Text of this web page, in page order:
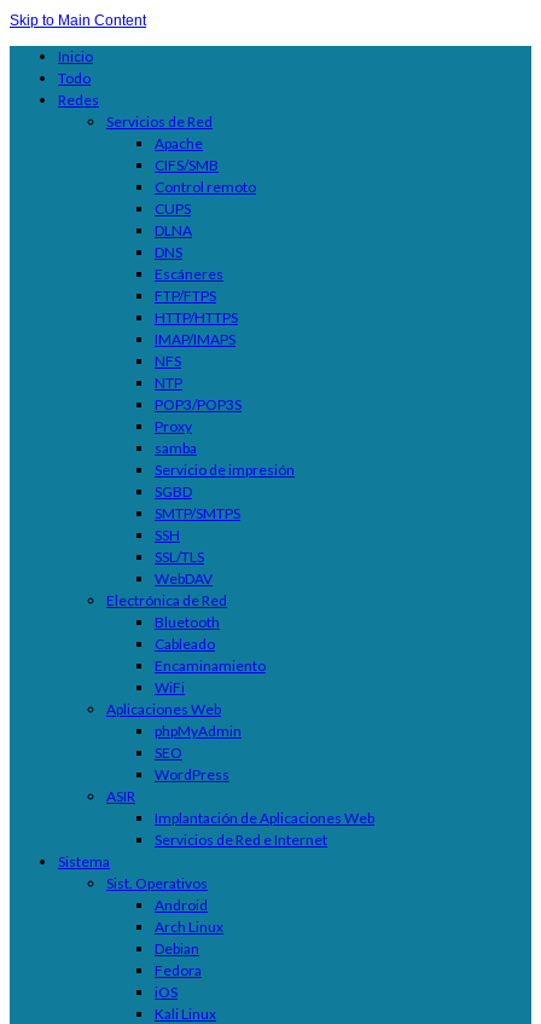
Skip to Main Content
Inicio
Todo
Redes
Servicios de Red
Apache
CIFS/SMB
Control remoto
CUPS
DLNA
DNS
Escáneres
FTP/FTPS
HTTP/HTTPS
IMAP/IMAPS
NFS
NTP
POP3/POP3S
Proxy
samba
Servicio de impresión
SGBD
SMTP/SMTPS
SSH
SSL/TLS
WebDAV
Electrónica de Red
Bluetooth
Cableado
Encaminamiento
WiFi
Aplicaciones Web
phpMyAdmin
SEO
WordPress
ASIR
Implantación de Aplicaciones Web
Servicios de Red e Internet
Sistema
Sist. Operativos
Android
Arch Linux
Debian
Fedora
iOS
Kali Linux